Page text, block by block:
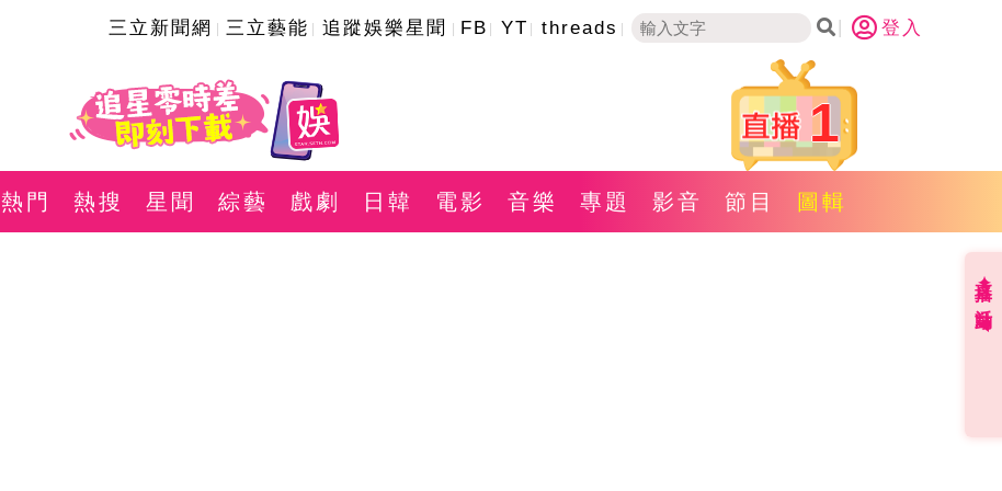
三立新聞網 三立藝能 追蹤娛樂星聞 FB YT threads 登入
1
熱門 熱搜 星聞 綜藝 戲劇 日韓 電影 音樂 專題 影音 節目 圖輯
直播✦活動